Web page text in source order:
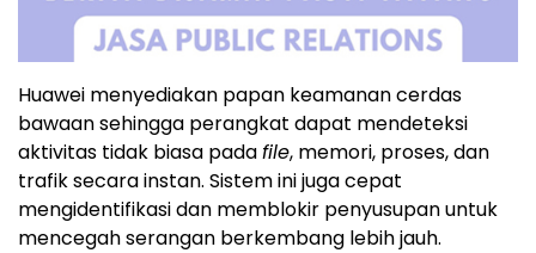
Huawei menyediakan papan keamanan cerdas
bawaan sehingga perangkat dapat mendeteksi
aktivitas tidak biasa padafile, memori, proses, dan
trafik secara instan. Sistem ini juga cepat
mengidentifikasi dan memblokir penyusupan untuk
mencegah serangan berkembang lebih jauh.